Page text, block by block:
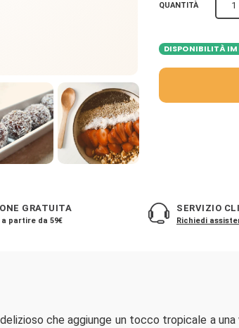
QUANTITÀ
DISPONIBILITÀ
GRATUITA
partire da 59€
SERVIZIO
Richiedi
che aggiunge un tocco tropicale a